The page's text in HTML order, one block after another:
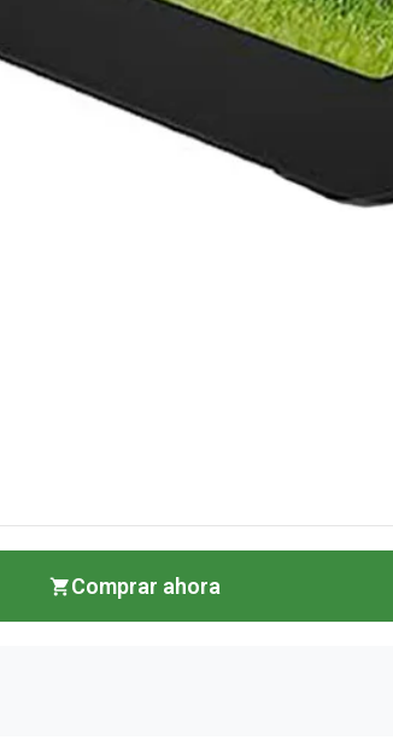
Comprar ahora